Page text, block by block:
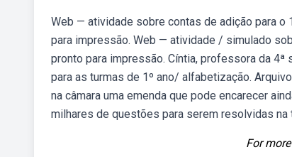
Web — atividade sobre contas de adição para o
para impressão. Web — atividade / simulado
pronto para impressão. Cíntia, professora da
para as turmas de 1º ano/ alfabetização.
na câmara uma emenda que pode encarecer
milhares de questões para serem resolvidas
For